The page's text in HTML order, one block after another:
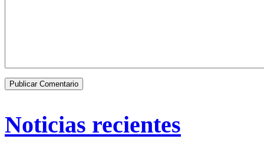
Noticias recientes